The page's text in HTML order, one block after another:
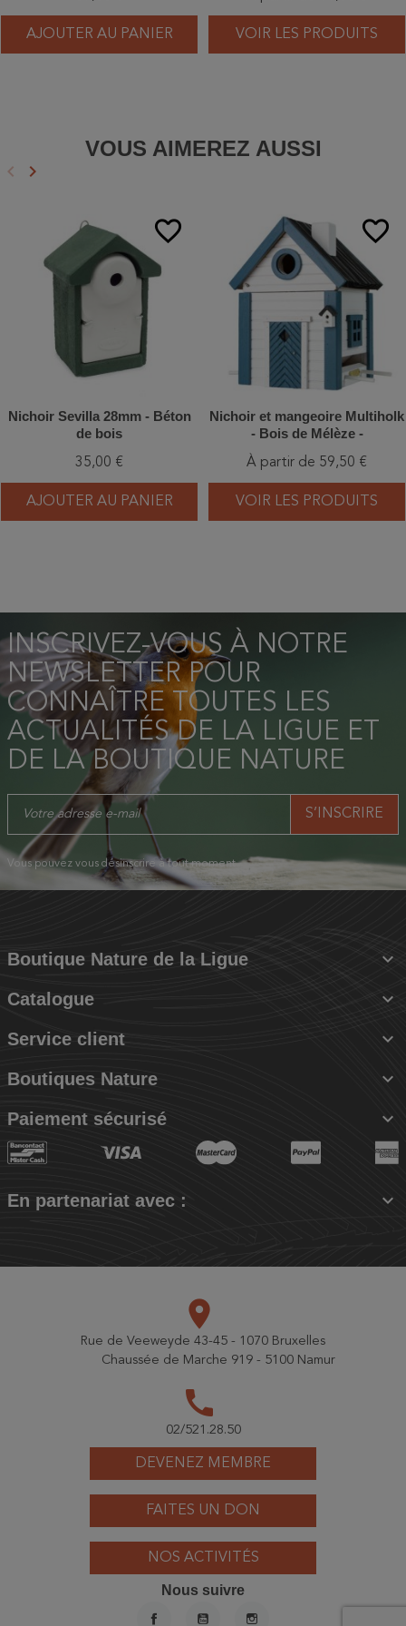
AJOUTER AU PANIER VOIR LES PRODUITS
VOUS AIMEREZ AUSSI
Précédent
keyboard_arrow_left Suivant
keyboard_arrow_right
favorite_border
Nichoir Sevilla 28mm - Béton
de bois
35,00 €
AJOUTER AU PANIER
favorite_border
Nichoir et mangeoire Multiholk
- Bois de Mélèze -
Vert/Bleu/Bleu et blanc/Gris
À partir de 59,50 €
VOIR LES PRODUITS
INSCRIVEZ-VOUS À NOTRE
NEWSLETTER POUR
CONNAÎTRE TOUTES LES
ACTUALITÉS DE LA LIGUE ET
DE LA BOUTIQUE NATURE
Vous pouvez vous désinscrire à tout moment.
Boutique Nature de la Ligue 
Catalogue 
Service client 
Boutiques Nature 
Paiement sécurisé 
En partenariat avec : 
DEVENEZ MEMBRE
FAITES UN DON
NOS ACTIVITÉS
place
Rue de Veeweyde 43-45 - 1070 Bruxelles
Chaussée de Marche 919 - 5100 Namur
call
02/521.28.50
Nous suivre